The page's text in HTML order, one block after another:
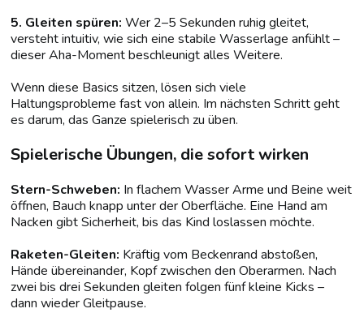
5. Gleiten spüren: Wer 2–5 Sekunden ruhig gleitet,
versteht intuitiv, wie sich eine stabile Wasserlage anfühlt –
dieser Aha-Moment beschleunigt alles Weitere.
Wenn diese Basics sitzen, lösen sich viele
Haltungsprobleme fast von allein. Im nächsten Schritt geht
es darum, das Ganze spielerisch zu üben.
Spielerische Übungen, die sofort wirken
Stern-Schweben: In flachem Wasser Arme und Beine weit
öffnen, Bauch knapp unter der Oberfläche. Eine Hand am
Nacken gibt Sicherheit, bis das Kind loslassen möchte.
Raketen-Gleiten: Kräftig vom Beckenrand abstoßen,
Hände übereinander, Kopf zwischen den Oberarmen. Nach
zwei bis drei Sekunden gleiten folgen fünf kleine Kicks –
dann wieder Gleitpause.